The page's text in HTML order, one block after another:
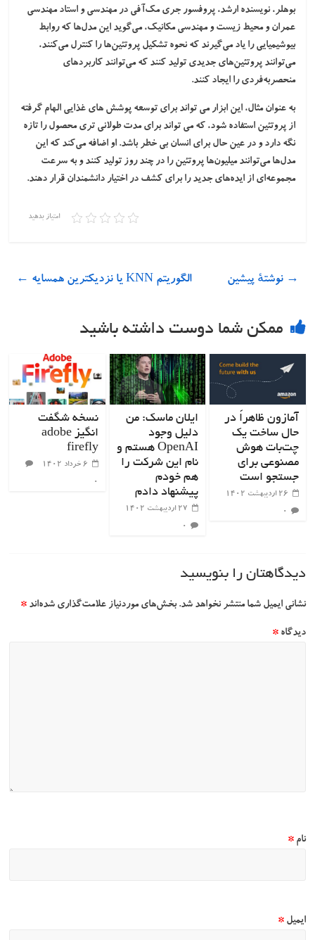
بوهلر، نویسنده ارشد، پروفسور جری مک‌آفی در مهندسی و استاد مهندسی
عمران و محیط زیست و مهندسی مکانیک، می‌گوید این مدل‌ها که روابط
بیوشیمیایی را یاد می‌گیرند که نحوه تشکیل پروتئین‌ها را کنترل می‌کنند،
می‌توانند پروتئین‌های جدیدی تولید کنند که می‌توانند کاربردهای
منحصربه‌فردی را ایجاد کنند.
به عنوان مثال، این ابزار می تواند برای توسعه پوشش های غذایی الهام گرفته
از پروتئین استفاده شود، که می تواند برای مدت طولانی تری محصول را تازه
نگه دارد و در عین حال برای انسان بی خطر باشد. او اضافه می‌کند که این
مدل‌ها می‌توانند میلیون‌ها پروتئین را در چند روز تولید کنند و به سرعت
مجموعه‌ای از ایده‌های جدید را برای کشف در اختیار دانشمندان قرار دهند.
امتیاز بدهید
→ نوشتهٔ پیشین الگوریتم KNN یا نزدیکترین همسایه ←
ممکن شما دوست داشته باشید
آمازون ظاهراً در
حال ساخت یک
چت‌بات هوش
مصنوعی برای
جستجو است
۲۶ اردیبهشت ۱۴۰۲
۰
ایلان ماسک: من
دلیل وجود
OpenAI هستم و
نام این شرکت را
هم خودم
پیشنهاد دادم
۲۷ اردیبهشت ۱۴۰۲
۰
نسخه شگفت
انگیز adobe
firefly
۶ خرداد ۱۴۰۲
۰
دیدگاهتان را بنویسید
نشانی ایمیل شما منتشر نخواهد شد. بخش‌های موردنیاز علامت‌گذاری شده‌اند*
دیدگاه*
نام*
ایمیل*